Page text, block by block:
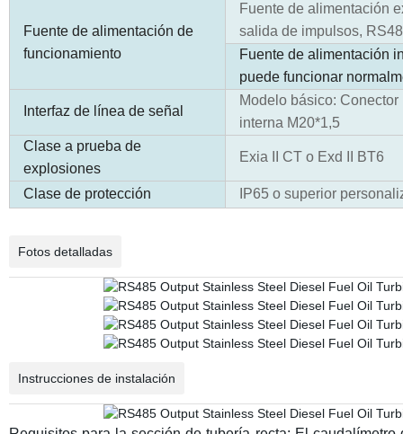
Fuente de alimentación de
funcionamiento
Fuente de alimentación
salida de impulsos,
Fuente de alimentación
puede funcionar
Interfaz de línea de señal
Modelo básico:
interna M20*1,5
Clase a prueba de
explosiones
Exia II CT o Exd II BT6
Clase de protección IP65 o superior
Fotos detalladas
Instrucciones de instalación